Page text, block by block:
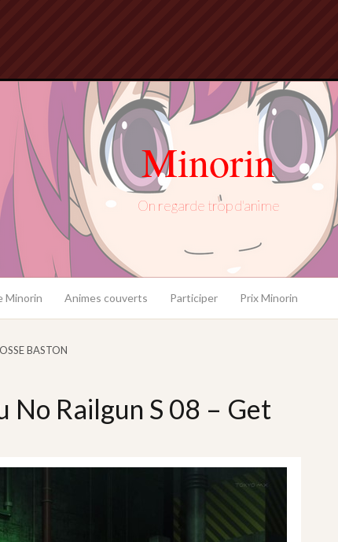
Minorin
On regarde trop d'anime
Minorin Animes couverts Participer Prix Minorin
BASTON
No Railgun S 08 – Get